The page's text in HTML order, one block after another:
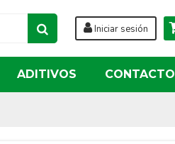
Iniciar sesión
ADITIVOS CONTACTO